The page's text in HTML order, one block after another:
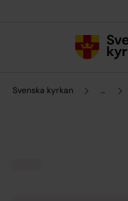
Svenska kyrkan ...